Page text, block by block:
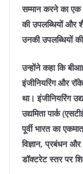
सम्मान करने का एक
की उपलब्धियों और
उनकी उपलब्धियों
उन्होंने कहा कि
इंजीनियरिंग और
था। इंजीनियरिंग
उद्यमिता पार्क
पूर्वी भारत का
विज्ञान, प्रबंधन
डॉक्टरेट स्तर पर